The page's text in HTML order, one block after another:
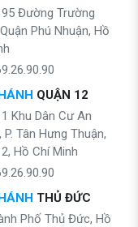
Đường Trường
Phú Nhuận, Hồ
QUẬN 12
Khu Dân Cư An
P. Tân Hưng Thuận,
Hồ Chí Minh
THỦ ĐỨC
Phố Thủ Đức, Hồ